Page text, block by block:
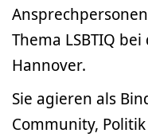
Thema LSBTIQ
Hannover.
Sie agieren als
Community,